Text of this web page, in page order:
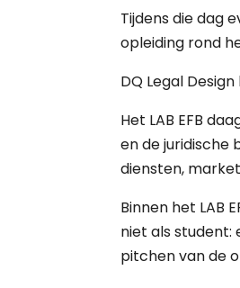
Tijdens die dag
opleiding rond
DQ Legal
Het LAB EFB
en de juridische
diensten,
Binnen het LAB
niet als student:
pitchen van de